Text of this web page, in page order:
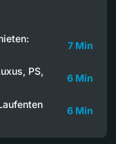
7 Min
PS,
6 Min
6 Min